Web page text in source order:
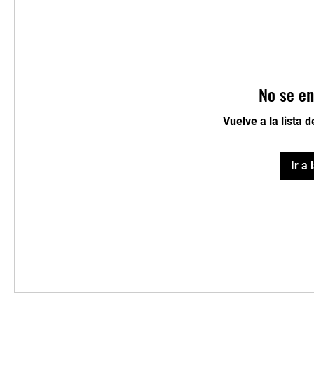
No se
Vuelve a la lista
Ir a